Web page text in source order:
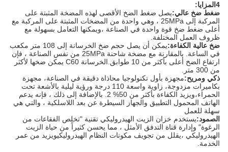
4المزايا:
ضغط ضخ عالي:يصل ضغط الضخ الأقصى لهذه المضخة المثبتة على
المركبة إلى 25MPa ، وهي واحدة من المضخات المثبتة على المركبة مع
أعلى ضغط ضخ قوة واحدة في الصناعة ،ويمكنها التعامل بسهولة مع
ظروف العمل المختلفة.
ضخ عالية الكفاءة:
يمكن أن يصل حجم ضخ الخرسانة إلى 108 متر مكعب
في الساعة. بالمقارنة مع مضخة شاحنة 25MPa من نفس الصناعة ، فإن
ارتفاع الضخ أعلى بأكثر من 10 طوابق.الخرسانة C60 يمكن ضخها لأكثر
من 300 متر.
ذكي ومريح:مجهزة بأول تكنولوجيا محاذاة دقيقة في الصناعة، مجهزة
بكاميرات مزدوجة، زاوية واسعة 110 درجة ورؤية ليلية بالأشعة تحت
الحمراء،ويزيد الكفاءة بأكثر من 50% 2. بالإضافة إلى ذلك ، فإنه يدعم
الهاتف المحمول التطبيق والجهاز السيطرة عن بعد اللاسلكية ، والتي هي
سهلة للعمل
الصمود:يستخدم خزان الزيت الهيدروليكي تقنية "تخلص الفقاعات من
الرغوة" وإدارة قناة التدفق الأمثل ، مما يحسن كثيراً من حياة الزيت
الهيدروليكي ،يقلل من تجويف مكونات النظام الهيدروليكيويزيد من عمر
الخدمة.